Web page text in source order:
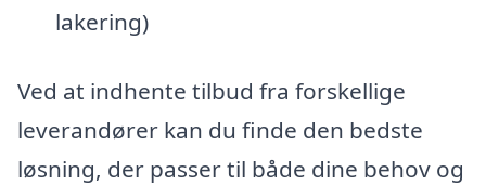
lakering)
Ved at indhente tilbud fra forskellige
leverandører kan du finde den bedste
løsning, der passer til både dine behov og